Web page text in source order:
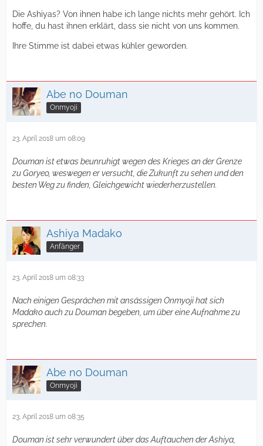
Die Ashiyas? Von ihnen habe ich lange nichts mehr gehört. Ich
hoffe, du hast ihnen erklärt, dass sie nicht von uns kommen.
Ihre Stimme ist dabei etwas kühler geworden.
Abe no Douman
Onmyoji
23. April 2018 um 08:09
Douman ist etwas beunruhigt wegen des Krieges an der Grenze
zu Goryeo, weswegen er versucht, die Zukunft zu sehen und den
besten Weg zu finden, Gleichgewicht wiederherzustellen.
Ashiya Madako
Anfänger
23. April 2018 um 08:33
Nach einigen Gesprächen mit ansässigen Onmyoji hat sich
Madako auch zu Douman begeben, um über eine Aufnahme zu
sprechen.
Abe no Douman
Onmyoji
23. April 2018 um 08:35
Douman ist sehr verwundert über das Auftauchen der Ashiya,